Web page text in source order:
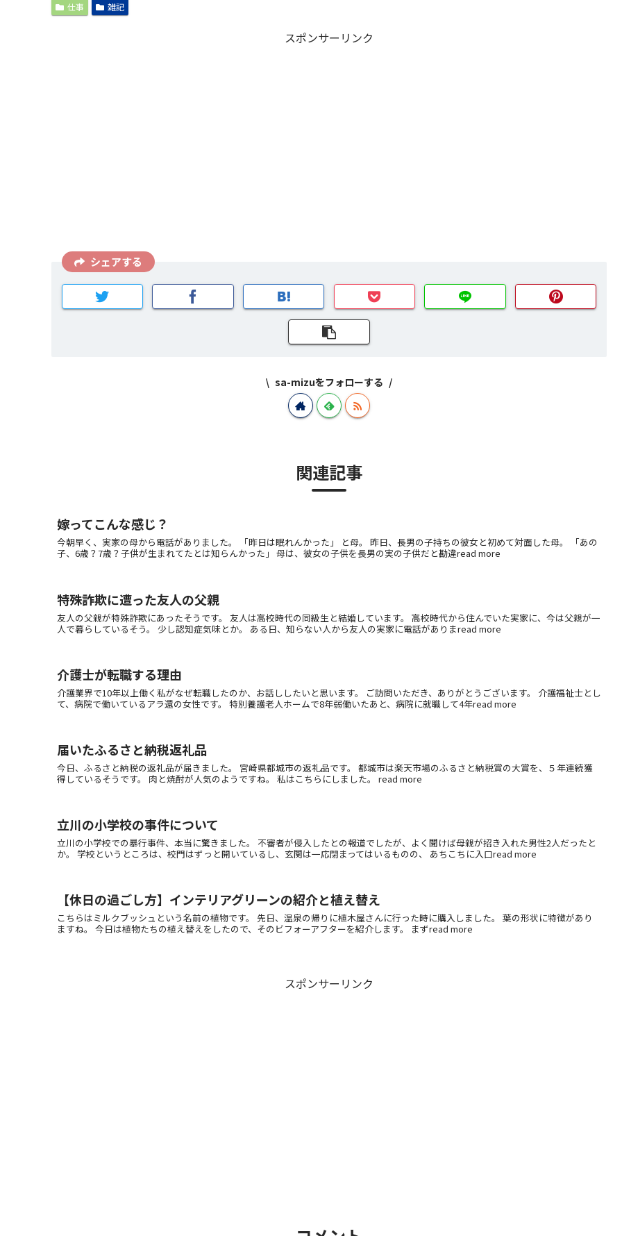
仕事 雑記
スポンサーリンク
シェアする
sa-mizuをフォローする
関連記事
嫁ってこんな感じ？
今朝早く、実家の母から電話がありました。 「昨日は眠れんかった」 と母。 昨日、長男の子持ちの彼女と初めて対面した母。 「あの
子、6歳？7歳？子供が生まれてたとは知らんかった」 母は、彼女の子供を長男の実の子供だと勘違read more
特殊詐欺に遭った友人の父親
友人の父親が特殊詐欺にあったそうです。 友人は高校時代の同級生と結婚しています。 高校時代から住んでいた実家に、今は父親が一
人で暮らしているそう。 少し認知症気味とか。 ある日、知らない人から友人の実家に電話がありまread more
介護士が転職する理由
介護業界で10年以上働く私がなぜ転職したのか、お話ししたいと思います。 ご訪問いただき、ありがとうございます。 介護福祉士とし
て、病院で働いているアラ還の女性です。 特別養護老人ホームで8年弱働いたあと、病院に就職して4年read more
届いたふるさと納税返礼品
今日、ふるさと納税の返礼品が届きました。 宮崎県都城市の返礼品です。 都城市は楽天市場のふるさと納税賞の大賞を、５年連続獲
得しているそうです。 肉と焼酎が人気のようですね。 私はこちらにしました。 read more
立川の小学校の事件について
立川の小学校での暴行事件、本当に驚きました。 不審者が侵入したとの報道でしたが、よく聞けば母親が招き入れた男性2人だったと
か。 学校というところは、校門はずっと開いているし、玄関は一応閉まってはいるものの、 あちこちに入口read more
【休日の過ごし方】インテリアグリーンの紹介と植え替え
こちらはミルクブッシュという名前の植物です。 先日、温泉の帰りに植木屋さんに行った時に購入しました。 葉の形状に特徴があり
ますね。 今日は植物たちの植え替えをしたので、そのビフォーアフターを紹介します。 まずread more
スポンサーリンク